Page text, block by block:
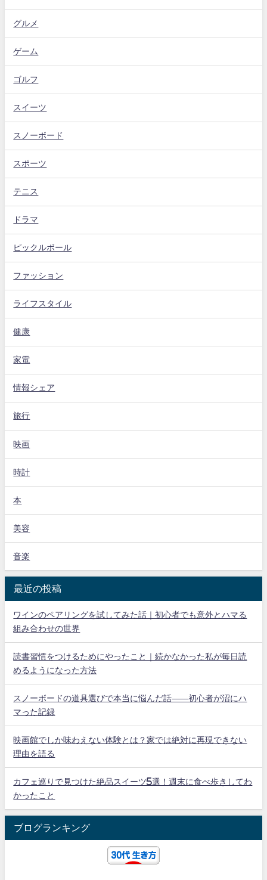
グルメ
ゲーム
ゴルフ
スイーツ
スノーボード
スポーツ
テニス
ドラマ
ピックルボール
ファッション
ライフスタイル
健康
家電
情報シェア
旅行
映画
時計
本
美容
音楽
最近の投稿
ワインのペアリングを試してみた話｜初心者でも意外とハマる
組み合わせの世界
読書習慣をつけるためにやったこと｜続かなかった私が毎日読
めるようになった方法
スノーボードの道具選びで本当に悩んだ話——初心者が沼にハ
マった記録
映画館でしか味わえない体験とは？家では絶対に再現できない
理由を語る
カフェ巡りで見つけた絶品スイーツ5選！週末に食べ歩きしてわ
かったこと
ブログランキング